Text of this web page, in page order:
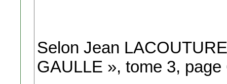
Selon Jean
GAULLE », tome 3, page